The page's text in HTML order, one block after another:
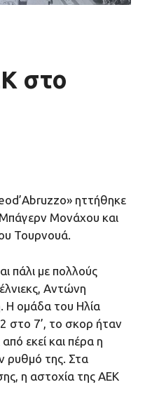
στο
ηττήθηκε
Μονάχου και
Τουρνουά.
πάλι με πολλούς
Αντώνη
Η ομάδα του Ηλία
στο 7’, το σκορ ήταν
εκεί και πέρα η
ρυθμό της. Στα
η αστοχία της ΑΕΚ